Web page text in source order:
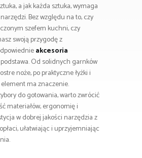
a jak każda sztuka, wymaga
Bez względu na to, czy
szefem kuchni, czy
swoją przygodę z
akcesoria
Od solidnych garnków
noże, po praktyczne łyżki i
element ma znaczenie.
do gotowania, warto zwrócić
materiałów, ergonomię i
w dobrej jakości narzędzia z
ułatwiając i uprzyjemniając